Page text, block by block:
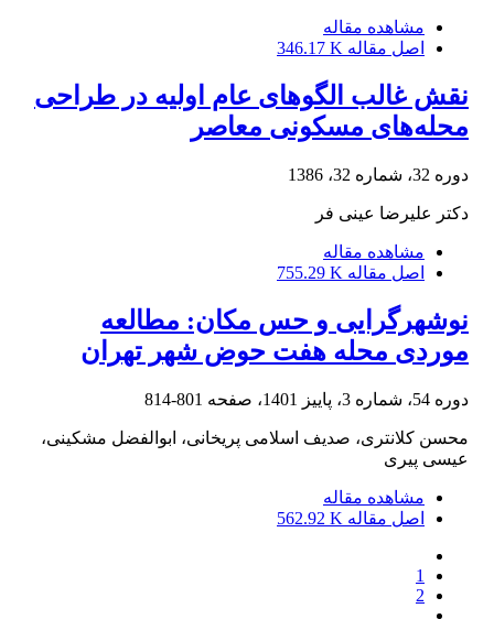
مشاهده مقاله
اصل مقاله 346.17 K
نقش غالب الگوهای عام اولیه در طراحی
محله‌های مسکونی معاصر
دوره 32، شماره 32، 1386
دکتر علیرضا عینی فر
مشاهده مقاله
اصل مقاله 755.29 K
نوشهرگرایی و حس مکان: مطالعه
موردی محله هفت حوض شهر تهران
دوره 54، شماره 3، پاییز 1401، صفحه 801-814
محسن کلانتری، صدیف اسلامی پریخانی، ابوالفضل مشکینی،
عیسی پیری
مشاهده مقاله
اصل مقاله 562.92 K
1
2